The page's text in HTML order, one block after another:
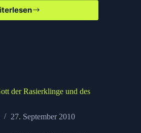
WordPress
Multisite
der Rasierklinge und des
27. September 2010